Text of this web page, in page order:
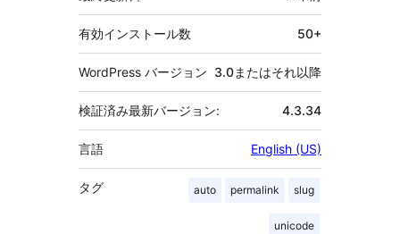
有効インストール数 50+
WordPress バージョン 3.0またはそれ以降
検証済み最新バージョン: 4.3.34
言語 English (US)
タグ auto permalink slug
unicode